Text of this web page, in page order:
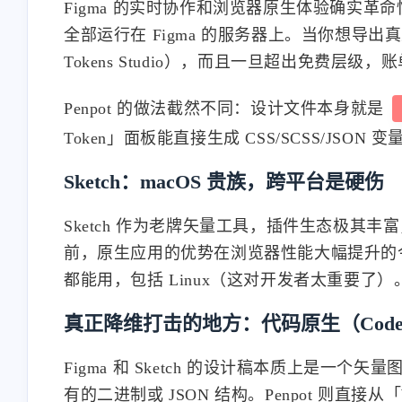
Figma 的实时协作和浏览器原生体验确实革
全部运行在 Figma 的服务器上。当你想导出
Tokens Studio），而且一旦超出免费层级，
Penpot 的做法截然不同：设计文件本身就是
Token」面板能直接生成 CSS/SCSS/JSON 变
Sketch：macOS 贵族，跨平台是硬伤
Sketch 作为老牌矢量工具，插件生态极其丰
前，原生应用的优势在浏览器性能大幅提升
都能用，包括 Linux（这对开发者太重要了）
真正降维打击的地方：代码原生（
Figma 和 Sketch 的设计稿本质上是一个矢量
有的二进制或 JSON 结构。Penpot 则直接从